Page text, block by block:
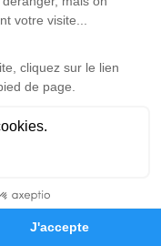
Hommages
est
rends hommage